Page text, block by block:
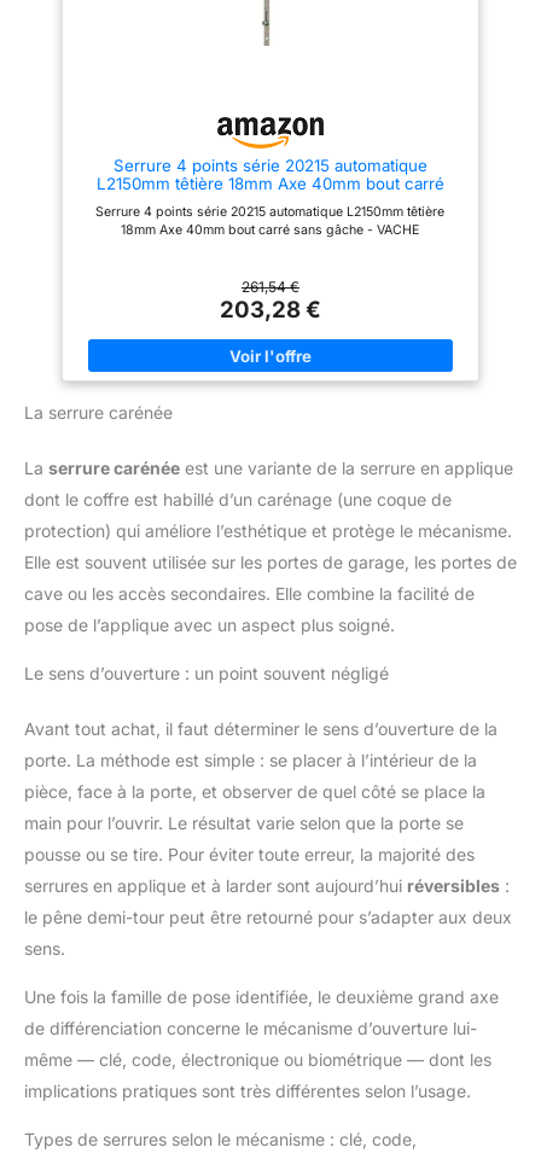
blindé et garniture sur plaque
sécurité : La marque Vachette a
su innover en permanence pour
adaptées au résidentiel et au
tertiaire, en neuf comme en
Chez Vachette, nous vous
produits robustes et fiables qui
répondront à vos attentes pour
sécuriser et embellir votre
Serrure 4 points série 20215 automatique
L2150mm têtière 18mm Axe 40mm bout carré
sans gâche - VACHETTE - 26769000
Serrure 4 points série 20215 automatique L2150mm têtière
18mm Axe 40mm bout carré sans gâche - VACHE
261,54 €
203,28 €
La serrure carénée
La serrure carénée est une variante de la serrure en applique
dont le coffre est habillé d’un carénage (une coque de
protection) qui améliore l’esthétique et protège le mécanisme.
Elle est souvent utilisée sur les portes de garage, les portes de
cave ou les accès secondaires. Elle combine la facilité de
pose de l’applique avec un aspect plus soigné.
Le sens d’ouverture : un point souvent négligé
Avant tout achat, il faut déterminer le sens d’ouverture de la
porte. La méthode est simple : se placer à l’intérieur de la
pièce, face à la porte, et observer de quel côté se place la
main pour l’ouvrir. Le résultat varie selon que la porte se
pousse ou se tire. Pour éviter toute erreur, la majorité des
serrures en applique et à larder sont aujourd’hui réversibles :
le pêne demi-tour peut être retourné pour s’adapter aux deux
sens.
Une fois la famille de pose identifiée, le deuxième grand axe
de différenciation concerne le mécanisme d’ouverture lui-
même — clé, code, électronique ou biométrique — dont les
implications pratiques sont très différentes selon l’usage.
Types de serrures selon le mécanisme : clé, code,